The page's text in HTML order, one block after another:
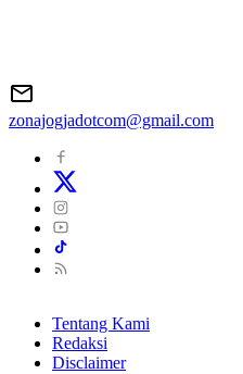
zonajogjadotcom@gmail.com
Tentang Kami
Redaksi
Disclaimer